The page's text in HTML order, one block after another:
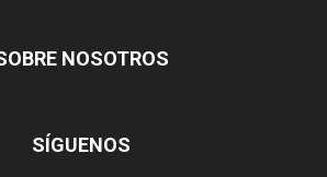
NOSOTROS
SÍGUENOS